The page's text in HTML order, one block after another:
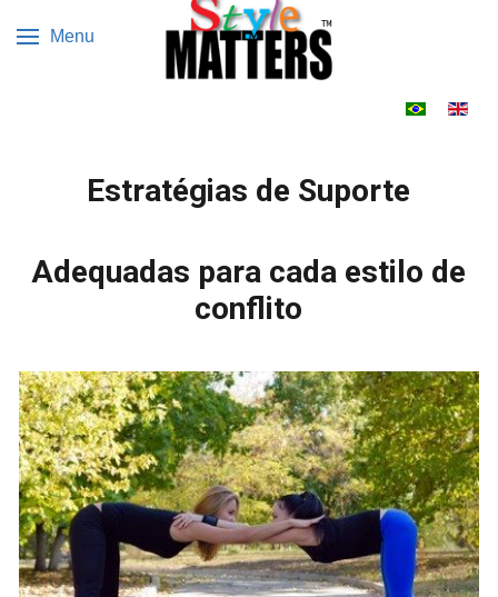
Menu
Estratégias de Suporte
Adequadas para cada estilo de
conflito